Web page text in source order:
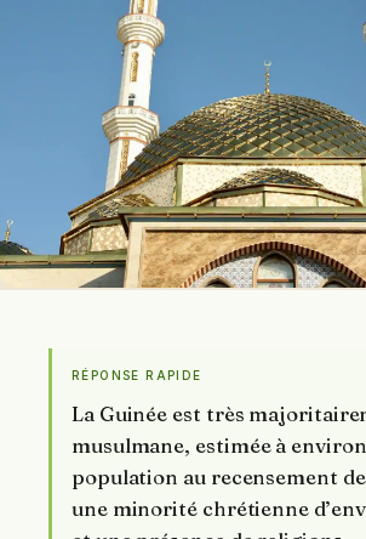
RÉPONSE RAPIDE
La Guinée est très
musulmane, estimée à environ
population au recensement
une minorité chrétienne